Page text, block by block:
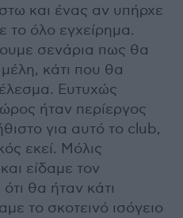
και ένας αν υπήρχε
το όλο εγχείρημα.
σενάρια πως θα
κάτι που θα
Ευτυχώς
ήταν περίεργος
για αυτό το club,
εκεί. Μόλις
είδαμε τον
θα ήταν κάτι
το σκοτεινό ισόγειο